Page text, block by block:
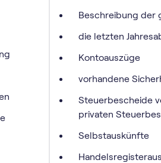
Beschreibung der
die letzten
Kontoauszüge
vorhandene
Steuerbescheide
privaten
Selbstauskünfte